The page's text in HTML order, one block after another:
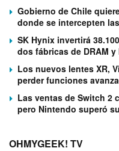
Gobierno de Chile
donde se intercepten
SK Hynix invertirá
dos fábricas de DRAM y
Los nuevos lentes XR,
perder funciones
Las ventas de Switch 2
pero Nintendo superó
OHMYGEEK! TV